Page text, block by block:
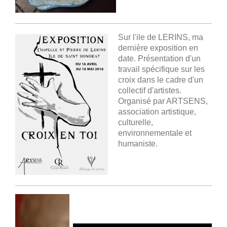
Sur l'ile de LERINS, ma
dernière exposition en
date. Présentation d'un
travail spécifique sur les
croix dans le cadre d'un
collectif d'artistes.
Organisé par ARTSENS,
association artistique,
culturelle,
environnementale et
humaniste.